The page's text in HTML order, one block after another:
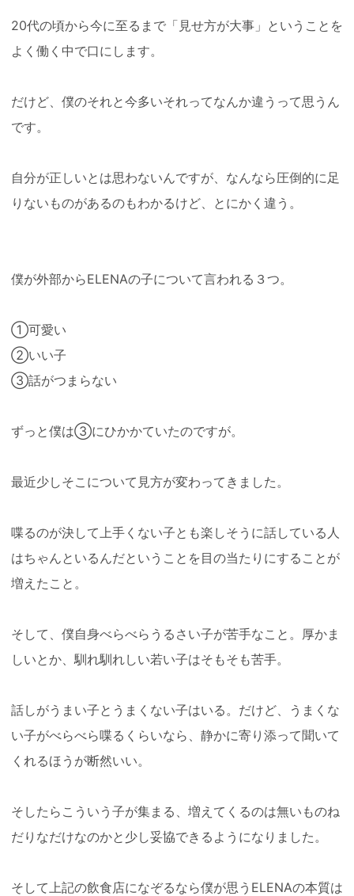
20代の頃から今に至るまで「見せ方が大事」ということを
よく働く中で口にします。
だけど、僕のそれと今多いそれってなんか違うって思うん
です。
自分が正しいとは思わないんですが、なんなら圧倒的に足
りないものがあるのもわかるけど、とにかく違う。
僕が外部からELENAの子について言われる３つ。
①可愛い
②いい子
③話がつまらない
ずっと僕は③にひかかていたのですが。
最近少しそこについて見方が変わってきました。
喋るのが決して上手くない子とも楽しそうに話している人
はちゃんといるんだということを目の当たりにすることが
増えたこと。
そして、僕自身べらべらうるさい子が苦手なこと。厚かま
しいとか、馴れ馴れしい若い子はそもそも苦手。
話しがうまい子とうまくない子はいる。だけど、うまくな
い子がべらべら喋るくらいなら、静かに寄り添って聞いて
くれるほうが断然いい。
そしたらこういう子が集まる、増えてくるのは無いものね
だりなだけなのかと少し妥協できるようになりました。
そして上記の飲食店になぞるなら僕が思うELENAの本質は